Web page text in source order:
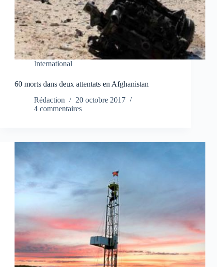
International
60 morts dans deux attentats en Afghanistan
Rédaction
20 octobre 2017
4 commentaires